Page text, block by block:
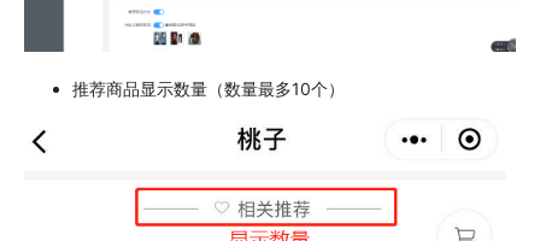
推荐商品显示数量（数量最多10个）